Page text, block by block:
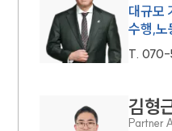
대규모
수행,
T. 070-
김형
Partner